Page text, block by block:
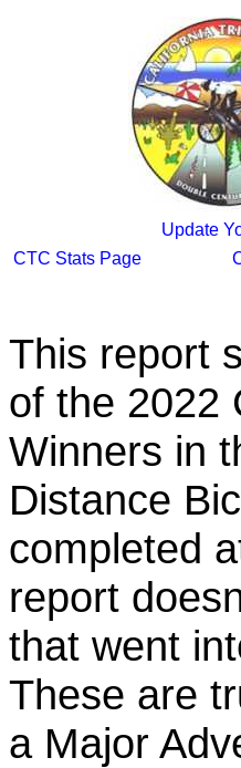
Update
CTC Stats Page
This report
of the 2022
Winners in
Distance
completed
report
that went
These are
a Major